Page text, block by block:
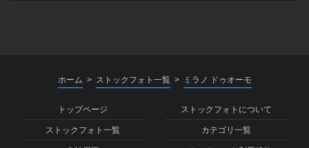
ホーム > ストックフォト一覧 > ミラノ ドゥオーモ
トップページ ストックフォトについて
ストックフォト一覧 カテゴリ一覧